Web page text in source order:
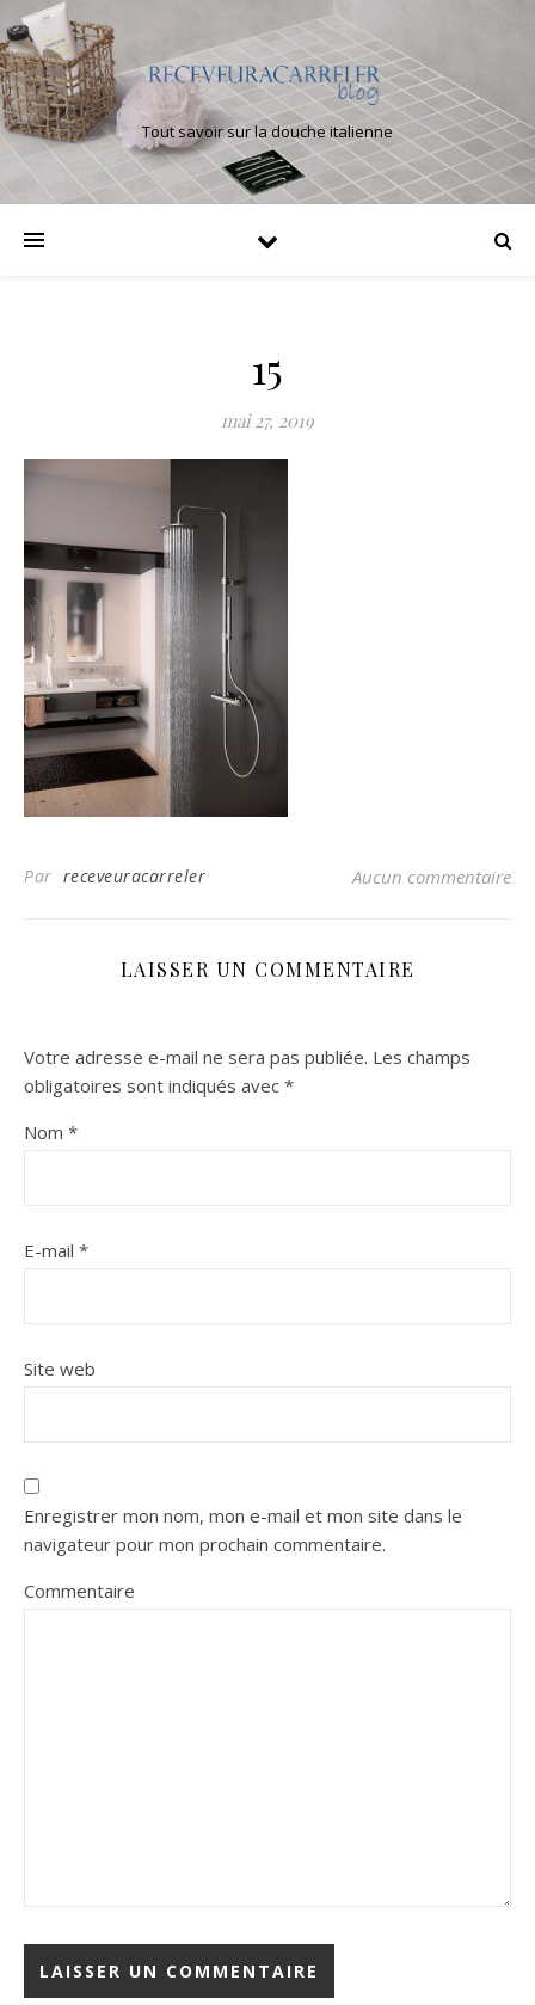
Tout savoir sur la douche italienne
15
mai 27, 2019
Par receveuracarreler Aucun commentaire
LAISSER UN COMMENTAIRE
Votre adresse e-mail ne sera pas publiée. Les champs
obligatoires sont indiqués avec *
Nom *
E-mail *
Site web
Enregistrer mon nom, mon e-mail et mon site dans le
navigateur pour mon prochain commentaire.
Commentaire